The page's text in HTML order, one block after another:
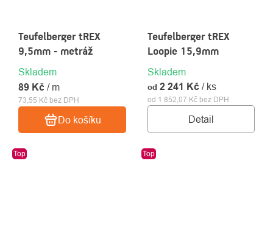
Teufelberger tREX
9,5mm - metráž
Skladem
73,55 Kč bez DPH
89 Kč / m
Do košíku
Teufelberger tREX
Loopie 15,9mm
Skladem
od 1 852,07 Kč bez DPH
od 2 241 Kč / ks
Detail
Top Top